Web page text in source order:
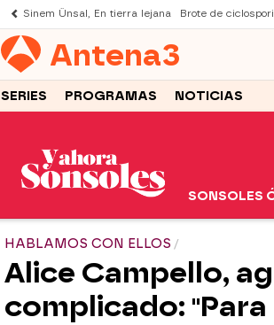
Sinem Ünsal, En tierra lejana Brote de
Antena3
SERIES PROGRAMAS NOTICIAS
SONSOLES
HABLAMOS CON ELLOS
Alice Campello,
complicado: